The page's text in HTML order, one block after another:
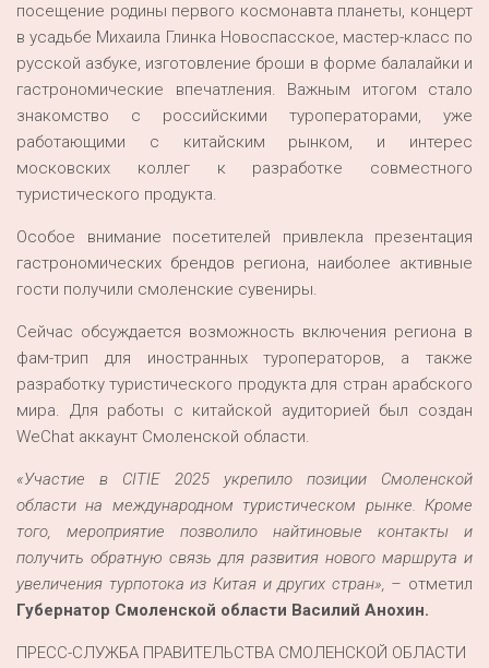
посещение родины первого космонавта планеты, концерт
в усадьбе Михаила Глинка Новоспасское, мастер-класс по
русской азбуке, изготовление броши в форме балалайки и
гастрономические впечатления. Важным итогом стало
знакомство с российскими туроператорами, уже
работающими с китайским рынком, и интерес
московских коллег к разработке совместного
туристического продукта.
Особое внимание посетителей привлекла презентация
гастрономических брендов региона, наиболее активные
гости получили смоленские сувениры.
Сейчас обсуждается возможность включения региона в
фам-трип для иностранных туроператоров, а также
разработку туристического продукта для стран арабского
мира. Для работы с китайской аудиторией был создан
WeChat аккаунт Смоленской области.
«Участие в CITIE 2025 укрепило позиции Смоленской
области на международном туристическом рынке. Кроме
того, мероприятие позволило найтиновые контакты и
получить обратную связь для развития нового маршрута и
увеличения турпотока из Китая и других стран», – отметил
Губернатор Смоленской области Василий Анохин.
ПРЕСС-СЛУЖБА ПРАВИТЕЛЬСТВА СМОЛЕНСКОЙ ОБЛАСТИ